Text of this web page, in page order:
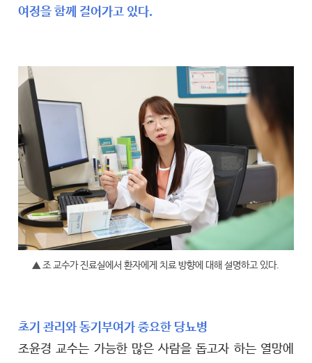
여정을 함께 걸어가고 있다.
▲ 조 교수가 진료실에서 환자에게 치료 방향에 대해 설명하고 있다.
초기 관리와 동기부여가 중요한 당뇨병
조윤경 교수는 가능한 많은 사람을 돕고자 하는 열망에